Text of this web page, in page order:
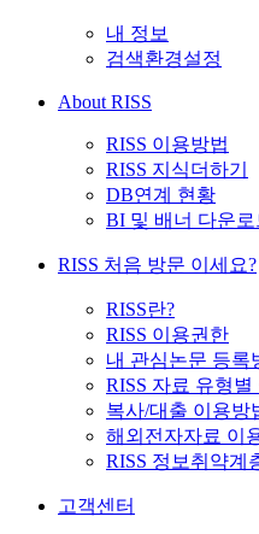
내 정보
검색환경설정
About RISS
RISS 이용방법
RISS 지식더하기
DB연계 현황
BI 및 배너 다운로
RISS 처음 방문 이세요?
RISS란?
RISS 이용권한
내 관심논문 등록
RISS 자료 유형별
복사/대출 이용방
해외전자자료 이
RISS 정보취약계
고객센터